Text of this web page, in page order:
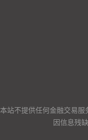
本站不提供任何金融交易服
因信息残